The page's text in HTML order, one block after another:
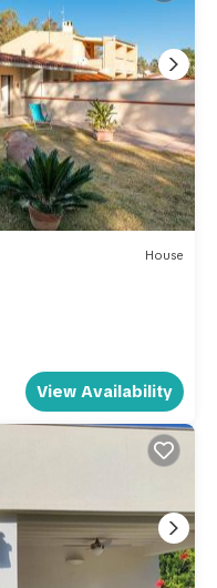
House
View Availability